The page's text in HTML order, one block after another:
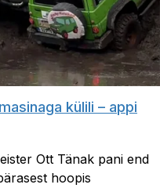
külili – appi
Ott Tänak pani end
hoopis